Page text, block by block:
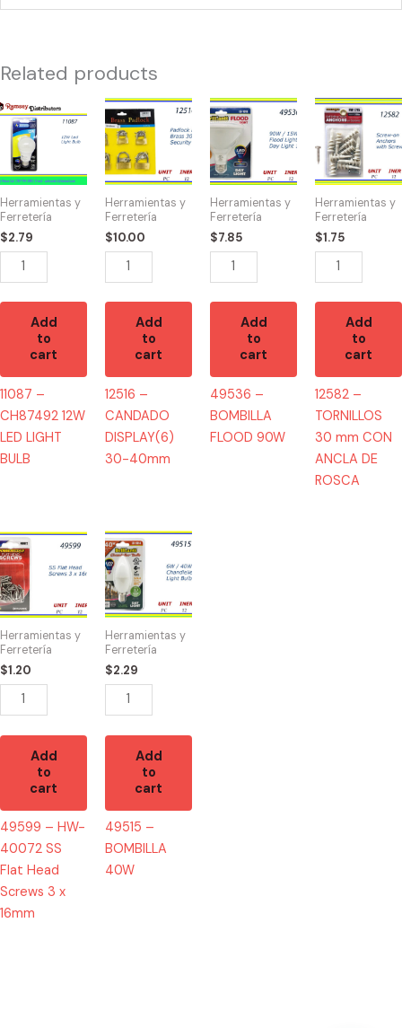
Related products
Herramientas y
Ferretería
$2.79
11087
CH87492
12W
LED
LIGHT
BULB
quantity
Add
to
cart
11087 –
CH87492 12W
LED LIGHT
BULB
Herramientas y
Ferretería
$10.00
12516
-
CANDADO
DISPLAY(6)
30-
40mm
quantity
Add
to
cart
12516 –
CANDADO
DISPLAY(6)
30-40mm
Herramientas y
Ferretería
$7.85
49536
-
BOMBILLA
FLOOD
90W
quantity
Add
to
cart
49536 –
BOMBILLA
FLOOD 90W
Herramientas y
Ferretería
$1.75
12582
TORNILLOS
30
mm
CON
ANCLA
ROSCA
quantity
Add
to
cart
12582 –
TORNILLOS
30 mm CON
ANCLA DE
ROSCA
Herramientas y
Ferretería
$1.20
49599
-
HW-
40072
SS
Flat
Head
Screws
3
x
16mm
quantity
Add
to
cart
49599 – HW-
40072 SS
Flat Head
Screws 3 x
16mm
Herramientas y
Ferretería
$2.29
49515
-
BOMBILLA
40W
quantity
Add
to
cart
49515 –
BOMBILLA
40W